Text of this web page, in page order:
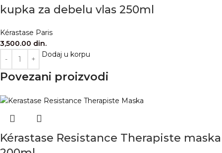
kupka za debelu vlas 250ml
Kérastase Paris
3,500.00 din.
Dodaj u korpu
Povezani proizvodi
Kérastase Resistance Therapiste maska